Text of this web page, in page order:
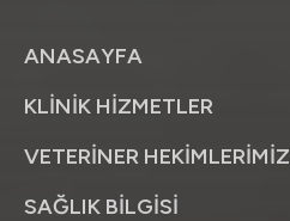
ANASAYFA
KLİNİK HİZMETLER
VETERİNER HEKİMLERİMİZ
SAĞLIK BİLGİSİ